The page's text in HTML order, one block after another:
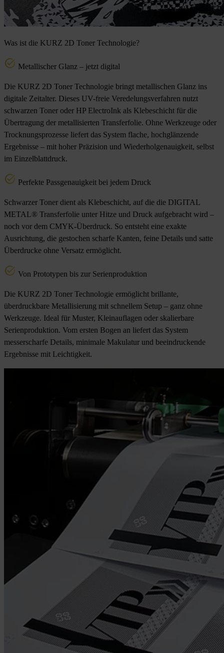
Was ist die KURZ 2D Toner Technologie?
Metallischer Glanz – jetzt digital
Die KURZ 2D Toner Technologie bringt metallischen Glanz ins
digitale Zeitalter. Dieses UV-freie Veredelungsverfahren nutzt
schwarzen Toner oder HP ElectroInk als Klebeschicht für die
Übertragung der metallisierten Transferfolie. Ohne Werkzeuge oder
Trocknungsprozesse liefert das System flache, hochglänzende
Ergebnisse – mit hoher Präzision und Wiederholgenauigkeit, selbst
im Einzelblattdruck.
Perfekte Passgenauigkeit bei jedem Druck
Schwarzer Toner dient als Klebeschicht, auf die die DIGITAL
METAL® Transferfolie unter Hitze und Druck aufgebracht wird –
noch vor dem CMYK-Überdruck. So entsteht eine exakte
Ausrichtung, die gestochen scharfe Kanten, feine Details und satte
Überdrucke ohne Versatz ermöglicht.
Von Prototypen bis zur Serienproduktion
Die KURZ 2D Toner Technologie ermöglicht brillante,
überdruckbare Metallisierung mit schnellem Setup – ganz ohne
Werkzeuge. Ideal für Muster, Kleinauflagen oder skalierbare
Serienproduktion. Vom ersten Bogen an liefert das System
messerscharfe Details, minimale Makulatur und beeindruckende
Ergebnisse mit Leichtigkeit.